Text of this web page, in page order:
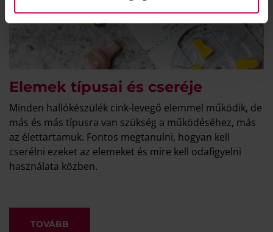
Elemek típusai és cseréje
Minden hallókészülék cink-levegő elemmel működik, de
más és más típusra van szükség a működéséhez, más
az élettartamuk. Fontos megtanulni, hogyan kell
cserélni ezeket az elemeket és mire kell odafigyelni
használata közben.
TOVÁBB